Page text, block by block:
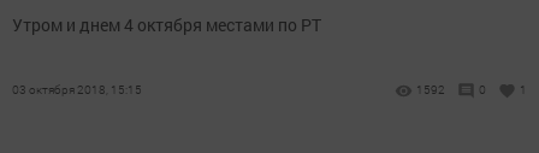
Утром и днем 4 октября местами по РТ
03 октября 2018, 15:15 1592 0 1